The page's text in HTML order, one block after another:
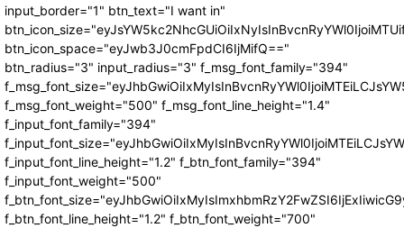
input_border="1" btn_text="I want in"
btn_icon_space="eyJwb3J0cmFpdCI6IjMifQ=="
btn_radius="3" input_radius="3" f_msg_font_family="394"
f_msg_font_weight="500" f_msg_font_line_height="1.4"
f_input_font_family="394"
f_input_font_line_height="1.2" f_btn_font_family="394"
f_input_font_weight="500"
f_btn_font_line_height="1.2" f_btn_font_weight="700"